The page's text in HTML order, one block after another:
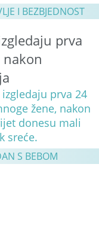
I BEZBJEDNOST
prva
nakon
izgledaju prva 24
žene, nakon
donesu mali
sreće.
S BEBOM